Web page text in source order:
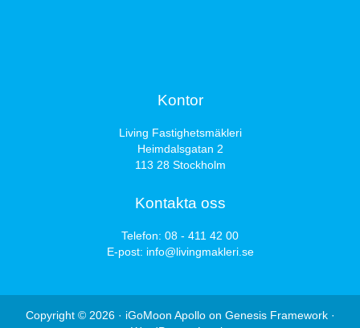
Kontor
Living Fastighetsmäkleri
Heimdalsgatan 2
113 28 Stockholm
Kontakta oss
Telefon: 08 - 411 42 00
E-post: info@livingmakleri.se
Copyright © 2026 · iGoMoon Apolloon Genesis Framework·